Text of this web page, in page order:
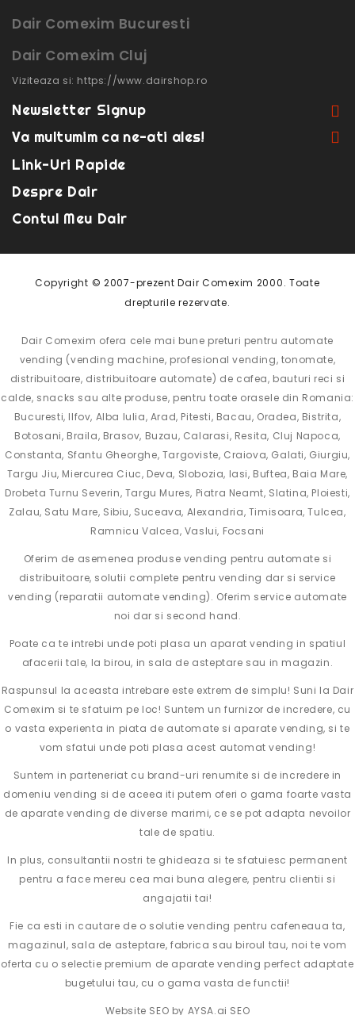
Dair Comexim Bucuresti
Dair Comexim Cluj
Viziteaza si: https://www.dairshop.ro
Newsletter Signup
Va multumim ca ne-ati ales!
Link-Uri Rapide
Despre Dair
Contul Meu Dair
Copyright © 2007-prezent Dair Comexim 2000. Toate
drepturile rezervate.
Dair Comexim ofera cele mai bune preturi pentru automate
vending (vending machine, profesional vending, tonomate,
distribuitoare, distribuitoare automate) de cafea, bauturi reci si
calde, snacks sau alte produse, pentru toate orasele din Romania:
Bucuresti, Ilfov, Alba Iulia, Arad, Pitesti, Bacau, Oradea, Bistrita,
Botosani, Braila, Brasov, Buzau, Calarasi, Resita, Cluj Napoca,
Constanta, Sfantu Gheorghe, Targoviste, Craiova, Galati, Giurgiu,
Targu Jiu, Miercurea Ciuc, Deva, Slobozia, Iasi, Buftea, Baia Mare,
Drobeta Turnu Severin, Targu Mures, Piatra Neamt, Slatina, Ploiesti,
Zalau, Satu Mare, Sibiu, Suceava, Alexandria, Timisoara, Tulcea,
Ramnicu Valcea, Vaslui, Focsani
Oferim de asemenea produse vending pentru automate si
distribuitoare, solutii complete pentru vending dar si service
vending (reparatii automate vending). Oferim service automate
noi dar si second hand.
Poate ca te intrebi unde poti plasa un aparat vending in spatiul
afacerii tale, la birou, in sala de asteptare sau in magazin.
Raspunsul la aceasta intrebare este extrem de simplu! Suni la Dair
Comexim si te sfatuim pe loc! Suntem un furnizor de incredere, cu
o vasta experienta in piata de automate si aparate vending, si te
vom sfatui unde poti plasa acest automat vending!
Suntem in parteneriat cu brand-uri renumite si de incredere in
domeniu vending si de aceea iti putem oferi o gama foarte vasta
de aparate vending de diverse marimi, ce se pot adapta nevoilor
tale de spatiu.
In plus, consultantii nostri te ghideaza si te sfatuiesc permanent
pentru a face mereu cea mai buna alegere, pentru clientii si
angajatii tai!
Fie ca esti in cautare de o solutie vending pentru cafeneaua ta,
magazinul, sala de asteptare, fabrica sau biroul tau, noi te vom
oferta cu o selectie premium de aparate vending perfect adaptate
bugetului tau, cu o gama vasta de functii!
Website SEO by AYSA.ai SEO